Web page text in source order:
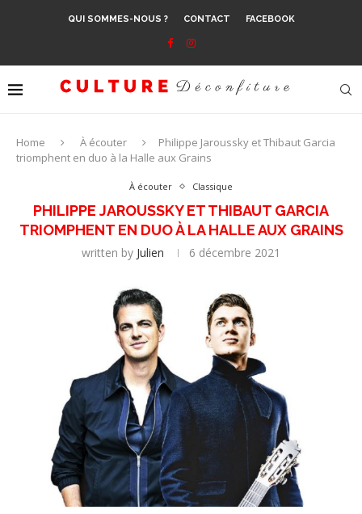
QUI SOMMES-NOUS ? CONTACT FACEBOOK
Home À écouter
Philippe Jaroussky et Thibaut Garcia
triomphent en duo à la Halle aux Grains
À écouter Classique
PHILIPPE JAROUSSKY ET THIBAUT GARCIA
TRIOMPHENT EN DUO À LA HALLE AUX GRAINS
written by Julien 6 décembre 2021